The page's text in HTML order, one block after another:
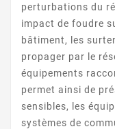
perturbations du
impact de foudre
bâtiment, les
propager par le
équipements
permet ainsi de
sensibles, les
systèmes de